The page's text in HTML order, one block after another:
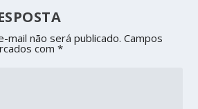
mail não será publicado. Campos
com*